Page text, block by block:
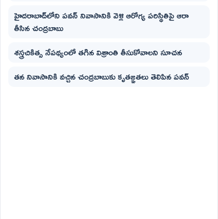
హైదరాబాద్‌లోని పవన్ నివాసానికి వెళ్లి ఆరోగ్య పరిస్థితిపై ఆరా
తీసిన చంద్రబాబు
శస్త్రచికిత్స నేపథ్యంలో తగిన విశ్రాంతి తీసుకోవాలని సూచన
తన నివాసానికి వచ్చిన చంద్రబాబుకు కృతజ్ఞతలు తెలిపిన పవన్